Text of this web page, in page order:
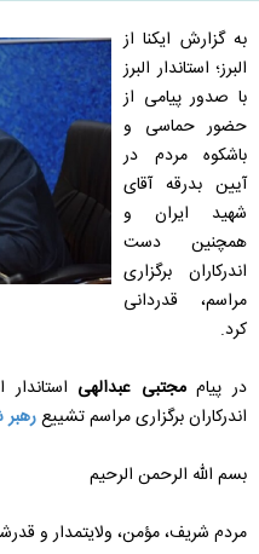
به گزارش ایکنا از
البرز؛ استاندار البرز
با صدور پیامی از
حضور حماسی و
باشکوه مردم در
آیین بدرقه آقای
شهید ایران و
همچنین دست
اندرکاران برگزاری
مراسم، قدردانی
کرد.
در پیاممجتبی عبدالهی
اندرکاران برگزاری مراسم تشییع
بسم الله الرحمن الرحیم
مردم شریف، مؤمن، ولایتمدار و